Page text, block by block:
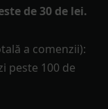
de 30 de lei.
a comenzii):
peste 100 de